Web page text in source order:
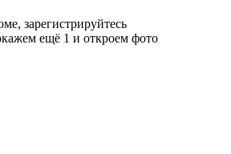
зарегистрируйтесь
ещё 1 и откроем фото